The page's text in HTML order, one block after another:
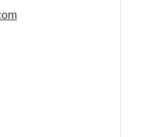
state emanate